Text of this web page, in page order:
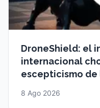
DroneShield: el
internacional
escepticismo de
8 Ago 2026